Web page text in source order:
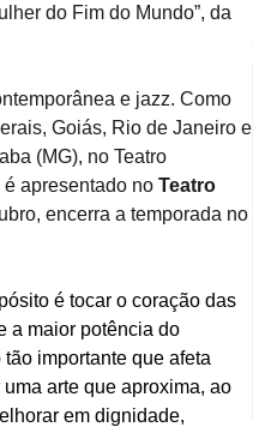
do Fim do Mundo”, da
e jazz. Como
Goiás, Rio de Janeiro e
(MG), no Teatro
apresentado no Teatro
encerra a temporada no
é tocar o coração das
a maior potência do
importante que afeta
arte que aproxima, ao
em dignidade,